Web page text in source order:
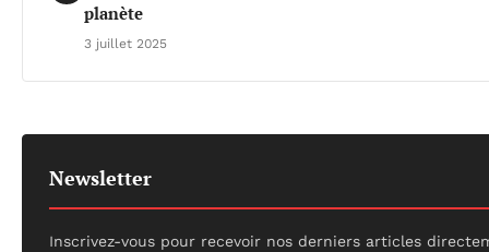
planète
3 juillet 2025
Newsletter
Inscrivez-vous pour recevoir nos derniers articles